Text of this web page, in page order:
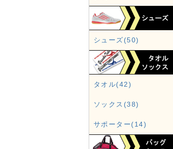
シューズ(50)
タオル(42)
ソックス(38)
サポーター(14)